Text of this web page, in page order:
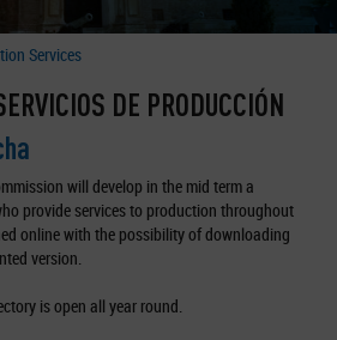
Services
DE PRODUCCIÓN
will develop in the mid term a
provide services to production throughout
online with the possibility of downloading
version.
is open all year round.